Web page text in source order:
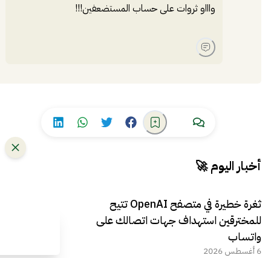
واااو ثروات على حساب المستضعفين!!!
أخبار اليوم 🚀
ثغرة خطيرة في متصفح OpenAI تتيح
للمخترقين استهداف جهات اتصالك على
واتساب
6 أغسطس 2026